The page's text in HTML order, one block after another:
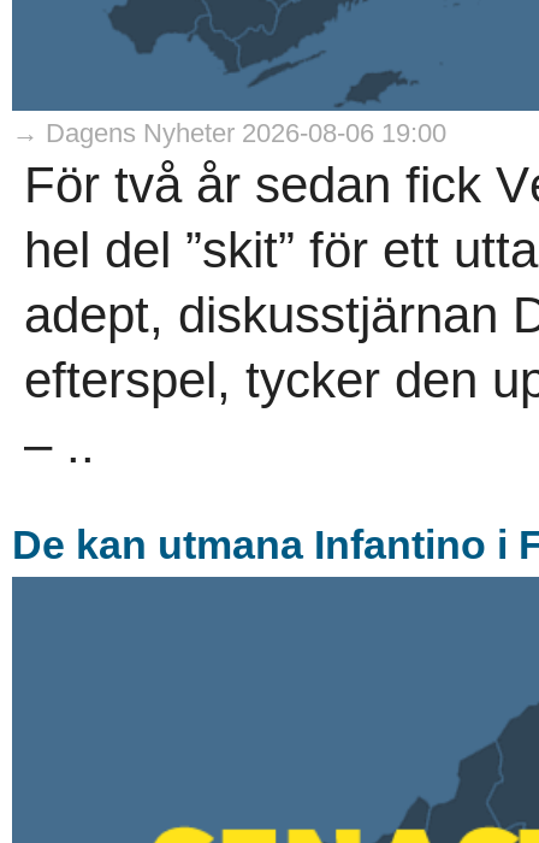
→ Dagens Nyheter 2026-08-06 19:00
För två år sedan fick
hel del ”skit” för ett
adept, diskusstjärnan
efterspel, tycker den
– ..
De kan utmana Infantino i